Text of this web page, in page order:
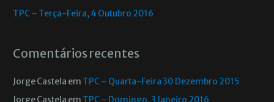
TPC – Terça-Feira, 4 Outubro 2016
Comentários recentes
Jorge Castela em TPC – Quarta-Feira 30 Dezembro 2015